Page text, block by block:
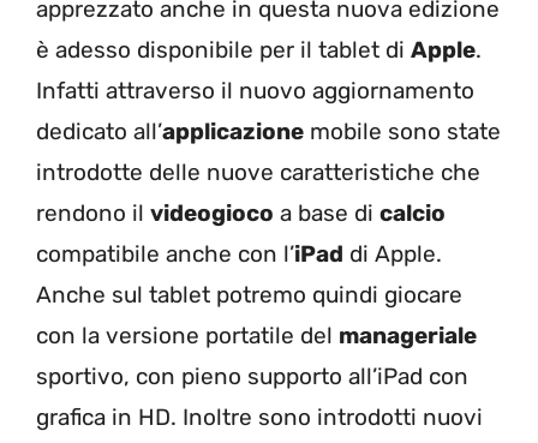
apprezzato anche in questa nuova edizione
è adesso disponibile per il tablet di Apple.
Infatti attraverso il nuovo aggiornamento
dedicato all’applicazione mobile sono state
introdotte delle nuove caratteristiche che
rendono il videogioco a base di calcio
compatibile anche con l’iPad di Apple.
Anche sul tablet potremo quindi giocare
con la versione portatile del manageriale
sportivo, con pieno supporto all’iPad con
grafica in HD. Inoltre sono introdotti nuovi